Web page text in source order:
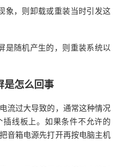
，则卸载或重装当时引发这
随机产生的，则重装系统以
是怎么回事
流过大导致的，通常这种情况
线板上。如果条件不允许的
音箱电源先打开再按电脑主机